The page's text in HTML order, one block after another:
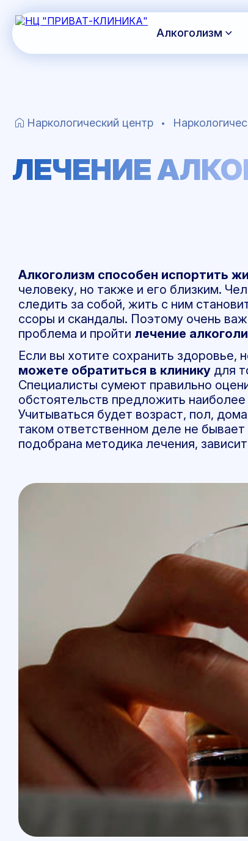
Алкоголизм
Наркологический центр
ЛЕЧЕНИЕ
Алкоголизм способен испортить
человеку, но также и его близким.
следить за собой, жить с ним
ссоры и скандалы. Поэтому очень
проблема и пройти лечение
Если вы хотите сохранить здоровье,
можете обратиться в клинику для
Специалисты сумеют правильно
обстоятельств предложить
Учитываться будет возраст, пол,
таком ответственном деле не
подобрана методика лечения,